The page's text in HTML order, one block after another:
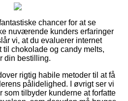
chancer for at se
nuværende kunders erfaringer
vi, at du evaluerer internet
chokolade og candy melts,
din bestilling.
rigtig habile metoder til at få
pålidelighed. I øvrigt ser vi
tilbyder kunderne at forfatte